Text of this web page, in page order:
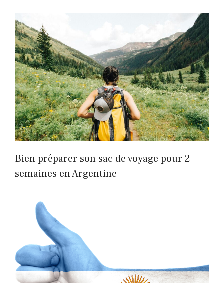
Bien préparer son sac de voyage pour 2
semaines en Argentine